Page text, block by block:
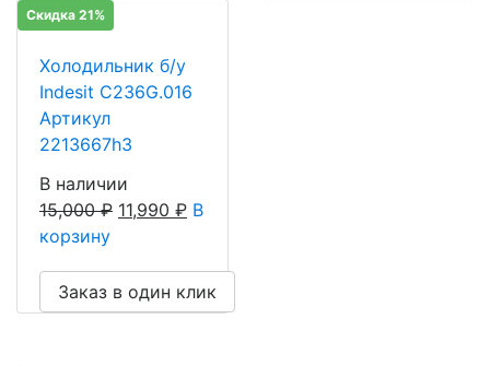
Скидка 21%
Холодильник б/у
Indesit C236G.016
Артикул
2213667h3
В наличии
15,000₽ 11,990 ₽ В
корзину
Заказ в один клик